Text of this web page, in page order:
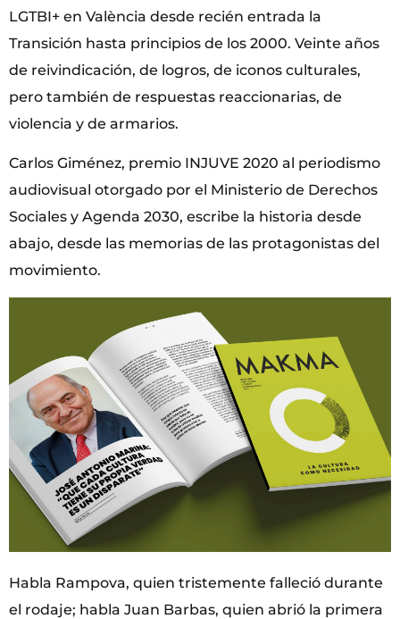
LGTBI+ en València desde recién entrada la
Transición hasta principios de los 2000. Veinte años
de reivindicación, de logros, de iconos culturales,
pero también de respuestas reaccionarias, de
violencia y de armarios.
Carlos Giménez, premio INJUVE 2020 al periodismo
audiovisual otorgado por el Ministerio de Derechos
Sociales y Agenda 2030, escribe la historia desde
abajo, desde las memorias de las protagonistas del
movimiento.
Habla Rampova, quien tristemente falleció durante
el rodaje; habla Juan Barbas, quien abrió la primera